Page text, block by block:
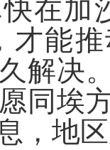
才能
解决
同埃
，地